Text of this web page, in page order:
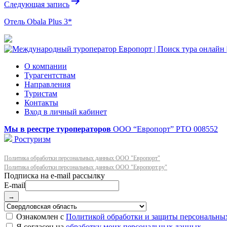
Следующая запись
Отель Obala Plus 3*
О компании
Турагентствам
Направления
Туристам
Контакты
Вход в личный кабинет
Мы в реестре туроператоров ООО “Европорт” РТО 008552
Ростуризм
Политика обработки персональных данных ООО "Европорт"
Политика обработки персональных данных ООО "Европорт.ру"
E-mail
→
Ознакомлен с Политикой обработки и защиты